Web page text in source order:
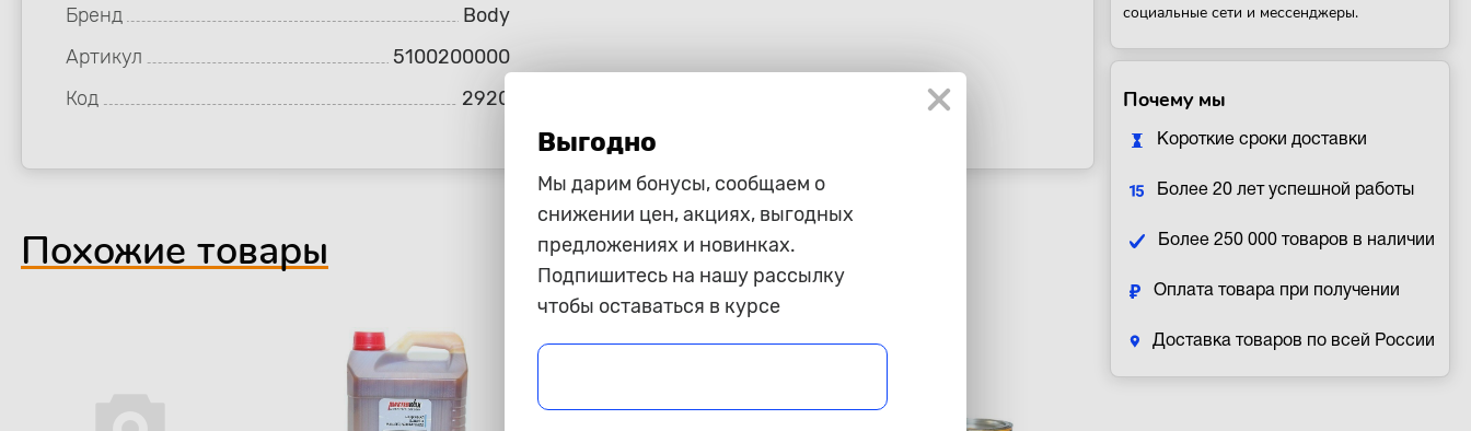
Бренд
Body
Артикул
5100200000
Код
2920
Похожие товары
социальные сети и мессенджеры.
Почему мы
Короткие сроки доставки
Более 20 лет успешной работы
Более 250 000 товаров в наличии
Оплата товара при получении
Доставка товаров по всей России
Выгодно
Мы дарим бонусы, сообщаем о
снижении цен, акциях, выгодных
предложениях и новинках.
Подпишитесь на нашу рассылку
чтобы оставаться в курсе